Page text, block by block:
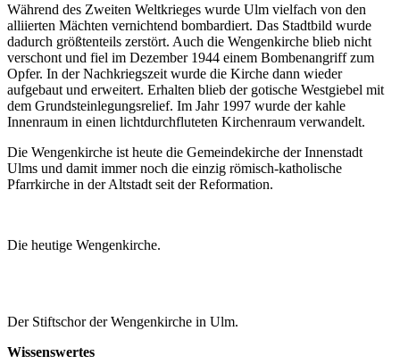
Während des Zweiten Weltkrieges wurde Ulm vielfach von den
alliierten Mächten vernichtend bombardiert. Das Stadtbild wurde
dadurch größtenteils zerstört. Auch die Wengenkirche blieb nicht
verschont und fiel im Dezember 1944 einem Bombenangriff zum
Opfer. In der Nachkriegszeit wurde die Kirche dann wieder
aufgebaut und erweitert. Erhalten blieb der gotische Westgiebel mit
dem Grundsteinlegungsrelief. Im Jahr 1997 wurde der kahle
Innenraum in einen lichtdurchfluteten Kirchenraum verwandelt.
Die Wengenkirche ist heute die Gemeindekirche der Innenstadt
Ulms und damit immer noch die einzig römisch-katholische
Pfarrkirche in der Altstadt seit der Reformation.
Die heutige Wengenkirche.
Der Stiftschor der Wengenkirche in Ulm.
Wissenswertes